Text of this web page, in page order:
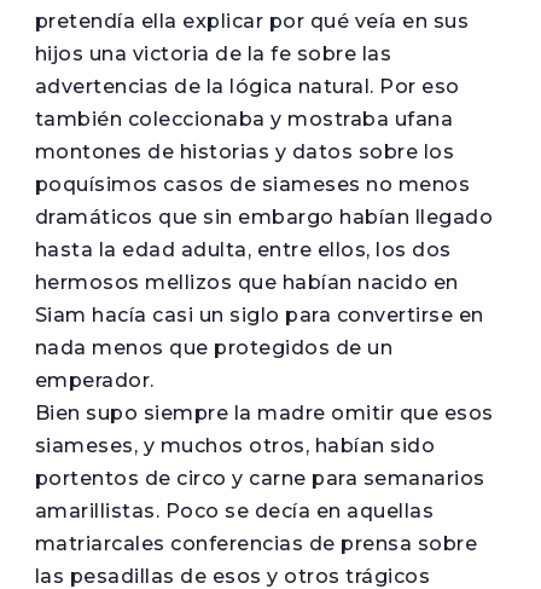
pretendía ella explicar por qué veía en sus
hijos una victoria de la fe sobre las
advertencias de la lógica natural. Por eso
también coleccionaba y mostraba ufana
montones de historias y datos sobre los
poquísimos casos de siameses no menos
dramáticos que sin embargo habían llegado
hasta la edad adulta, entre ellos, los dos
hermosos mellizos que habían nacido en
Siam hacía casi un siglo para convertirse en
nada menos que protegidos de un
emperador.
Bien supo siempre la madre omitir que esos
siameses, y muchos otros, habían sido
portentos de circo y carne para semanarios
amarillistas. Poco se decía en aquellas
matriarcales conferencias de prensa sobre
las pesadillas de esos y otros trágicos